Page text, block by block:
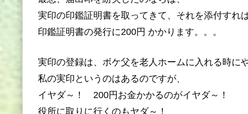
実印の印鑑証明書を取ってきて、それを添付すれ
印鑑証明書の発行に200円 かかります。。。
実印の登録は、ボケ父を老人ホームに入れる時に
私の実印というのはあるのですが、
イヤダ～！ 200円お金かかるのがイヤダ～！
役所に取りに行くのもヤダ～！